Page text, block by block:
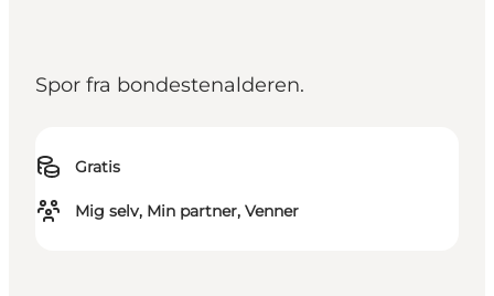
Spor fra bondestenalderen.
Gratis
Mig selv, Min partner, Venner